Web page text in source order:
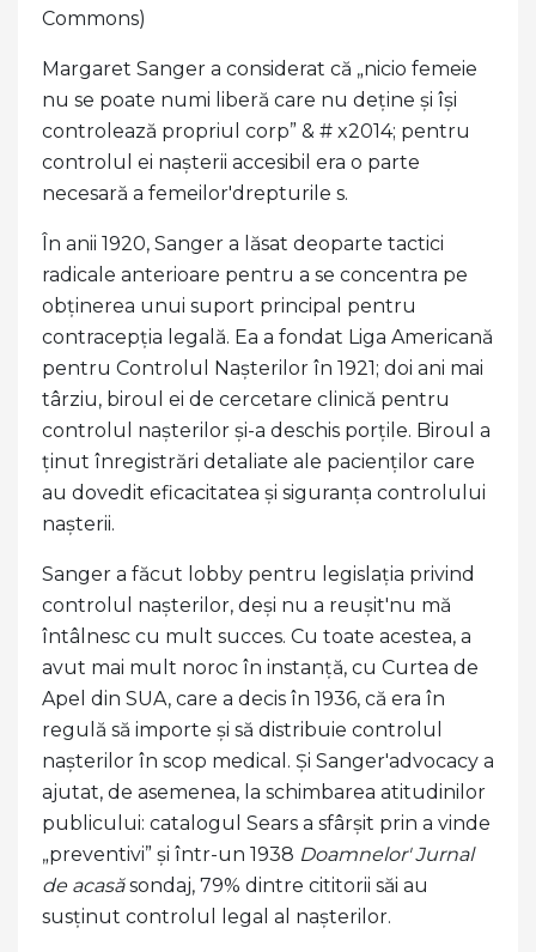
Commons)
Margaret Sanger a considerat că „nicio femeie
nu se poate numi liberă care nu deține și își
controlează propriul corp” & # x2014; pentru
controlul ei nașterii accesibil era o parte
necesară a femeilor'drepturile s.
În anii 1920, Sanger a lăsat deoparte tactici
radicale anterioare pentru a se concentra pe
obținerea unui suport principal pentru
contracepția legală. Ea a fondat Liga Americană
pentru Controlul Nașterilor în 1921; doi ani mai
târziu, biroul ei de cercetare clinică pentru
controlul nașterilor și-a deschis porțile. Biroul a
ținut înregistrări detaliate ale pacienților care
au dovedit eficacitatea și siguranța controlului
nașterii.
Sanger a făcut lobby pentru legislația privind
controlul nașterilor, deși nu a reușit'nu mă
întâlnesc cu mult succes. Cu toate acestea, a
avut mai mult noroc în instanță, cu Curtea de
Apel din SUA, care a decis în 1936, că era în
regulă să importe și să distribuie controlul
nașterilor în scop medical. Și Sanger'advocacy a
ajutat, de asemenea, la schimbarea atitudinilor
publicului: catalogul Sears a sfârșit prin a vinde
„preventivi” și într-un 1938 Doamnelor' Jurnal
de acasăsondaj, 79% dintre cititorii săi au
susținut controlul legal al nașterilor.